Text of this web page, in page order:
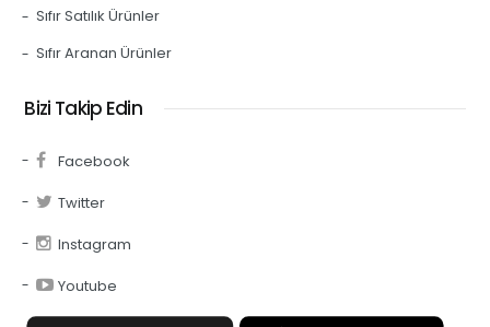
Sıfır Satılık Ürünler
Sıfır Aranan Ürünler
Bizi Takip Edin
Facebook
Twitter
Instagram
Youtube